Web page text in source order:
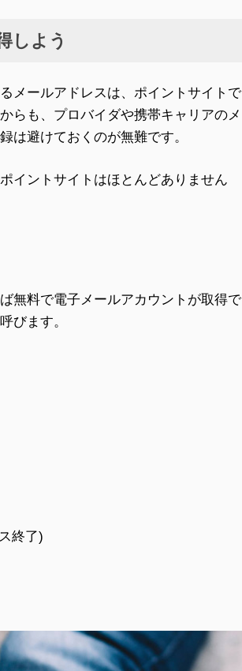
しよう
メールアドレスは、ポイントサイトで
らも、プロバイダや携帯キャリアのメ
は避けておくのが無難です。
イントサイトはほとんどありません
無料で電子メールアカウントが取得で
びます。
終了)